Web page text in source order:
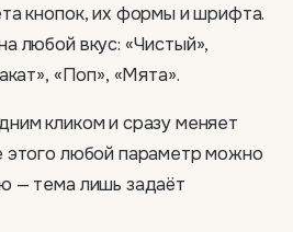
кнопок, их формы и шрифта.
любой вкус: «Чистый»,
«Поп», «Мята».
кликом и сразу меняет
этого любой параметр можно
— тема лишь задаёт